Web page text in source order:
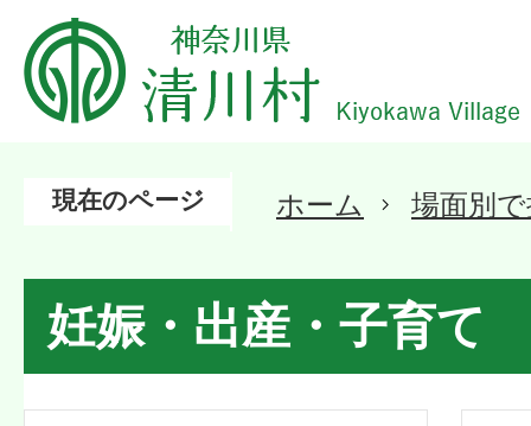
現在のページ ホーム 場面別
妊娠・出産・子育て